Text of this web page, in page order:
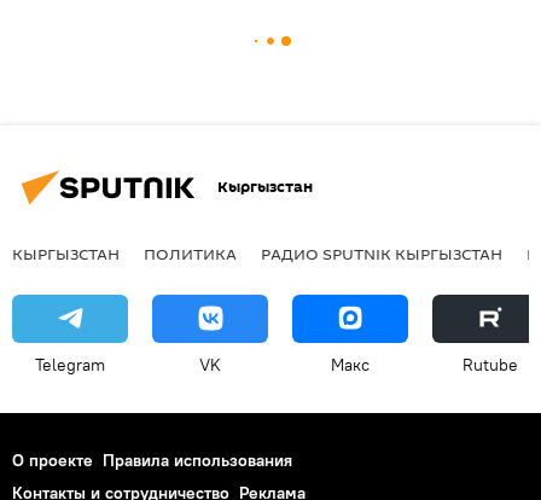
Кыргызстан
КЫРГЫЗСТАН ПОЛИТИКА РАДИО SPUTNIK КЫРГЫЗСТАН
Telegram VK Макс Rutube
О проекте Правила использования
Контакты и сотрудничество Реклама